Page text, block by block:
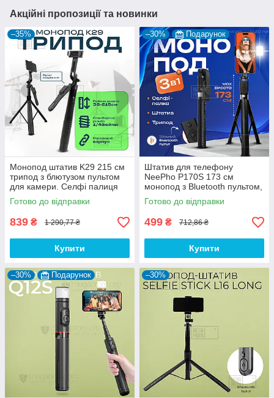
Акційні пропозиції та новинки
–35%
Монопод штатив K29 215 см
трипод з блютузом пультом
для камери. Селфі палиця
для телефона
Готово до відправки
839 ₴ 1 290,77 ₴
Купити
–30% Подарунок
Штатив для телефону
NeePho P170S 173 см
монопод з Bluetooth пультом,
підсвічуванням і кнопкою для
фото селфі, відео
Готово до відправки
499 ₴ 712,86 ₴
Купити
–30% Подарунок –30%